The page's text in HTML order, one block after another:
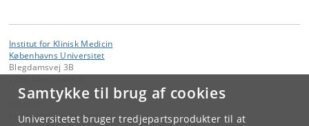
Samtykke til brug af cookies
Universitetet bruger tredjepartsprodukter til at
Institut for Klinisk Medicin
Københavns Universitet
Blegdamsvej 3B
Institut for Klinisk Medicin